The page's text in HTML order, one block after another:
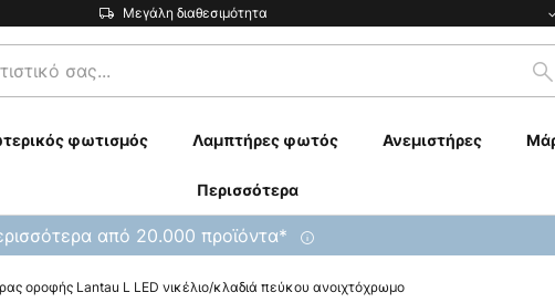
Μεγάλη διαθεσιμότητα
φωτισμός Λαμπτήρες φωτός Ανεμιστήρες
Περισσότερα
από 20.000 προϊόντα*
οροφής Lantau L LED νικέλιο/κλαδιά πεύκου ανοιχτόχρωμο